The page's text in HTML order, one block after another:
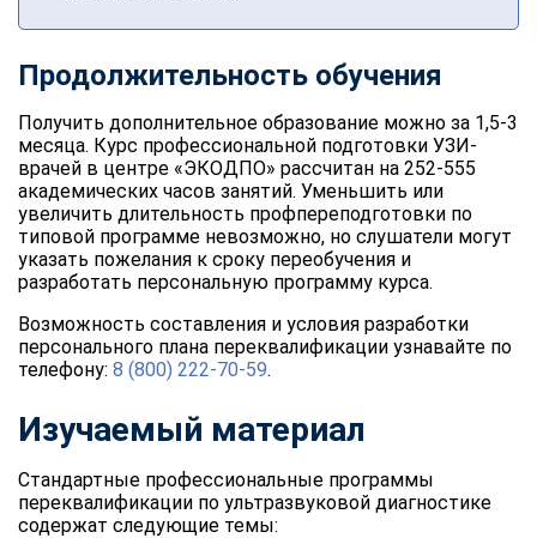
Продолжительность обучения
Получить дополнительное образование можно за 1,5-3
месяца. Курс профессиональной подготовки УЗИ-
врачей в центре «ЭКОДПО» рассчитан на 252-555
академических часов занятий. Уменьшить или
увеличить длительность профпереподготовки по
типовой программе невозможно, но слушатели могут
указать пожелания к сроку переобучения и
разработать персональную программу курса.
Возможность составления и условия разработки
персонального плана переквалификации узнавайте по
телефону: 8 (800) 222-70-59.
Изучаемый материал
Стандартные профессиональные программы
переквалификации по ультразвуковой диагностике
содержат следующие темы: